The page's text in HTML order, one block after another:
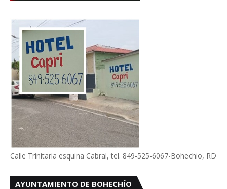
Calle Trinitaria esquina Cabral, tel. 849-525-6067-Bohechio, RD
AYUNTAMIENTO DE BOHECHÍO